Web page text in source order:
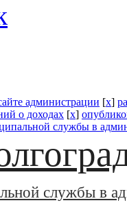
администрации [x]
о доходах [x]
службы в
службы в